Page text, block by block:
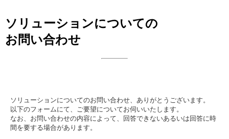
ソリューションについての
お問い合わせ
ソリューションについてのお問い合わせ、ありがとうございます。
以下のフォームにて、ご要望についてお伺いいたします。
なお、お問い合わせの内容によって、回答できないあるいは回答に時
間を要する場合があります。